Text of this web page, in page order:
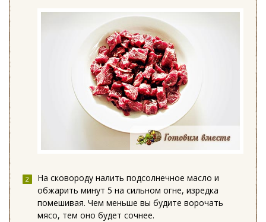
На сковороду налить подсолнечное масло и
обжарить минут 5 на сильном огне, изредка
помешивая. Чем меньше вы будите ворочать
мясо, тем оно будет сочнее.